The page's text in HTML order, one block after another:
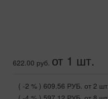
622.00 руб. от 1 шт.
( -2 % ) 609.56 РУБ. от 2 шт.